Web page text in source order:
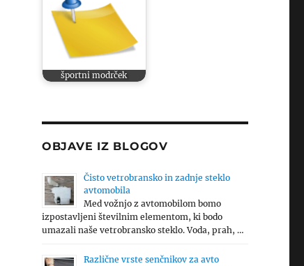
športni modrček
OBJAVE IZ BLOGOV
Čisto vetrobransko in zadnje steklo
avtomobila
Med vožnjo z avtomobilom bomo
izpostavljeni številnim elementom, ki bodo
umazali naše vetrobransko steklo. Voda, prah, …
Različne vrste senčnikov za avto